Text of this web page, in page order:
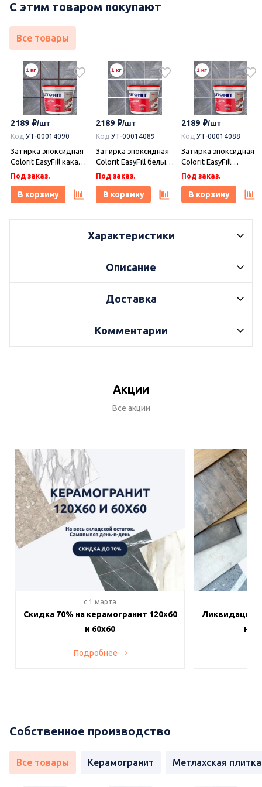
С этим товаром покупают
Все товары
2189
Код УТ-00014090
Затирка эпоксидная
Colorit EasyFill какао 1
кг, Плитонит
Под заказ.
В корзину
2189
Код УТ-00014089
Затирка эпоксидная
Colorit EasyFill белый
1 кг, Плитонит
Под заказ.
В корзину
2189
Код УТ-00014088
Затирка эпоксидная
Colorit EasyFill
бежевый 1 кг,
Плитонит
Под заказ.
В корзину
Характеристики
Описание
Доставка
Комментарии
Акции
Все акции
c 1 марта
Скидка 70% на керамогранит 120х60
и 60х60
Подробнее
Ликвидация
на
Собственное производство
Все товары Керамогранит Метлахская плитка